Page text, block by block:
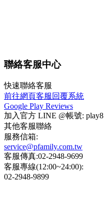
聯絡客服中心
快速聯絡客服
前往網頁客服回覆系統
Google Play Reviews
加入官方 LINE @帳號: play8
其他客服聯絡
服務信箱:
service@pfamily.com.tw
客服傳真:02-2948-9699
客服專線(12:00~24:00):
02-2948-9899